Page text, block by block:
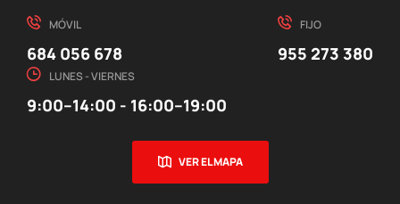
MÓVIL
684 056 678
FIJO
955 273 380
LUNES - VIERNES
9:00–14:00 - 16:00–19:00
VER EL MAPA